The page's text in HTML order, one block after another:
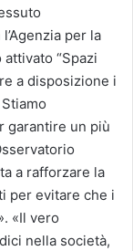
per la
“Spazi
a disposizione i
garantire un più
a rafforzare la
per evitare che i
«Il vero
nella società,